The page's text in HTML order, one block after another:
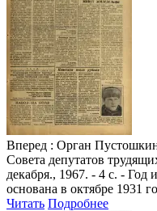
Вперед : Орган
Совета депутатов
декабря., 1967. - 4 с. - Год
основана в октябре 1931
Читать Подробнее